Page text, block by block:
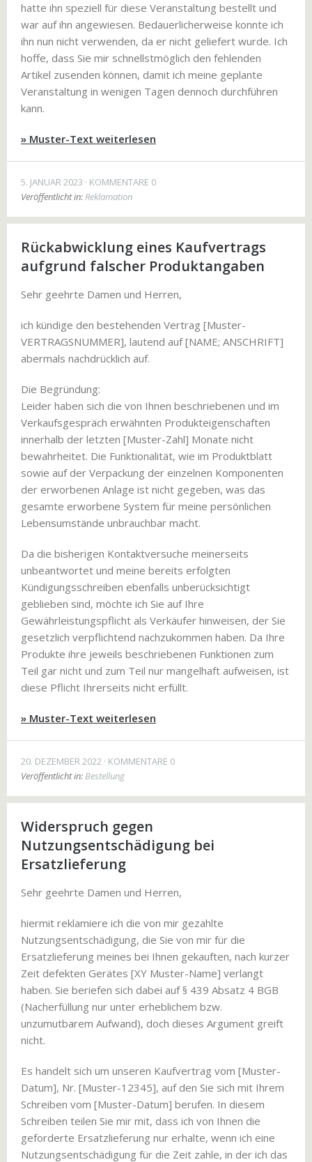
hatte ihn speziell für diese Veranstaltung bestellt und
war auf ihn angewiesen. Bedauerlicherweise konnte ich
ihn nun nicht verwenden, da er nicht geliefert wurde. Ich
hoffe, dass Sie mir schnellstmöglich den fehlenden
Artikel zusenden können, damit ich meine geplante
Veranstaltung in wenigen Tagen dennoch durchführen
kann.
» Muster-Text weiterlesen
5. JANUAR 2023
KOMMENTARE 0
Veröffentlicht in:Reklamation
Rückabwicklung eines Kaufvertrags
aufgrund falscher Produktangaben
Sehr geehrte Damen und Herren,
ich kündige den bestehenden Vertrag [Muster-
VERTRAGSNUMMER], lautend auf [NAME; ANSCHRIFT]
abermals nachdrücklich auf.
Die Begründung:
Leider haben sich die von Ihnen beschriebenen und im
Verkaufsgespräch erwähnten Produkteigenschaften
innerhalb der letzten [Muster-Zahl] Monate nicht
bewahrheitet. Die Funktionalität, wie im Produktblatt
sowie auf der Verpackung der einzelnen Komponenten
der erworbenen Anlage ist nicht gegeben, was das
gesamte erworbene System für meine persönlichen
Lebensumstände unbrauchbar macht.
Da die bisherigen Kontaktversuche meinerseits
unbeantwortet und meine bereits erfolgten
Kündigungsschreiben ebenfalls unberücksichtigt
geblieben sind, möchte ich Sie auf Ihre
Gewährleistungspflicht als Verkäufer hinweisen, der Sie
gesetzlich verpflichtend nachzukommen haben. Da Ihre
Produkte ihre jeweils beschriebenen Funktionen zum
Teil gar nicht und zum Teil nur mangelhaft aufweisen, ist
diese Pflicht Ihrerseits nicht erfüllt.
» Muster-Text weiterlesen
20. DEZEMBER 2022 KOMMENTARE 0
Veröffentlicht in:Bestellung
Widerspruch gegen
Nutzungsentschädigung bei
Ersatzlieferung
Sehr geehrte Damen und Herren,
hiermit reklamiere ich die von mir gezahlte
Nutzungsentschädigung, die Sie von mir für die
Ersatzlieferung meines bei Ihnen gekauften, nach kurzer
Zeit defekten Gerätes [XY Muster-Name] verlangt
haben. Sie beriefen sich dabei auf § 439 Absatz 4 BGB
(Nacherfüllung nur unter erheblichem bzw.
unzumutbarem Aufwand), doch dieses Argument greift
nicht.
Es handelt sich um unseren Kaufvertrag vom [Muster-
Datum], Nr. [Muster-12345], auf den Sie sich mit Ihrem
Schreiben vom [Muster-Datum] berufen. In diesem
Schreiben teilen Sie mir mit, dass ich von Ihnen die
geforderte Ersatzlieferung nur erhalte, wenn ich eine
Nutzungsentschädigung für die Zeit zahle, in der ich das